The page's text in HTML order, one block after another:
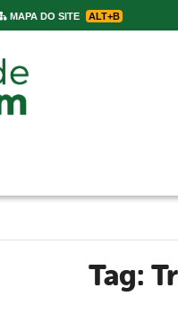
MAPA DO SITE ALT+B
Tag: